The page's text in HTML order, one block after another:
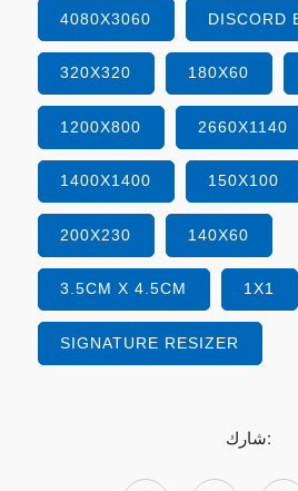
4080X3060 DISCORD
320X320 180X60
1200X800 2660X1140
1400X1400 150X100
200X230 140X60
3.5CM X 4.5CM 1X1
SIGNATURE RESIZER
شارك: